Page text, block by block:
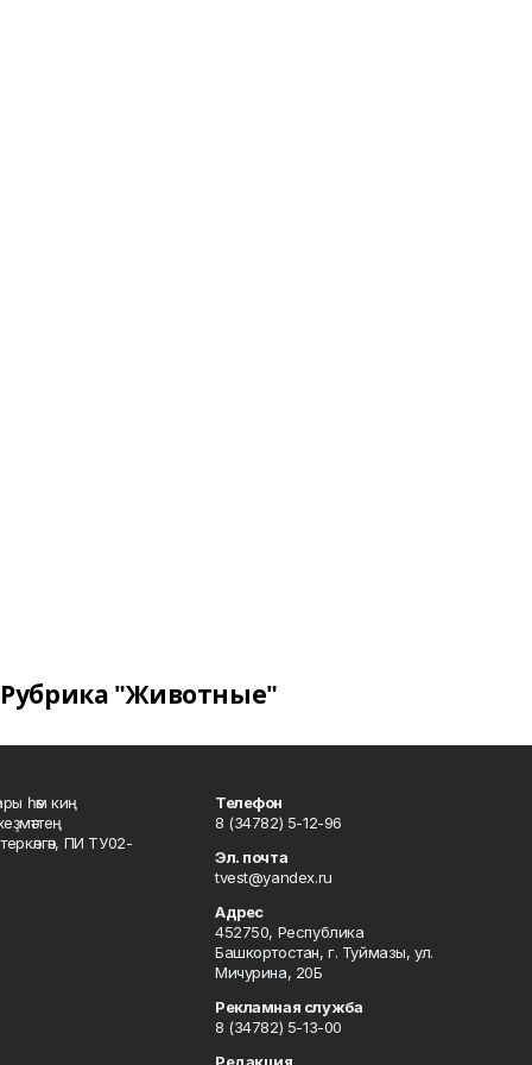
Рубрика "Животные"
һәм киң
ПИ ТУ02-
Телефон
8 (34782) 5-12-96
Эл. почта
tvest@yandex.ru
Адрес
452750, Республика
Башкортостан, г. Туймазы, ул.
Мичурина, 20Б
Рекламная служба
8 (34782) 5-13-00